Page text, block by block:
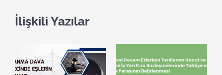
İlişkili Yazılar